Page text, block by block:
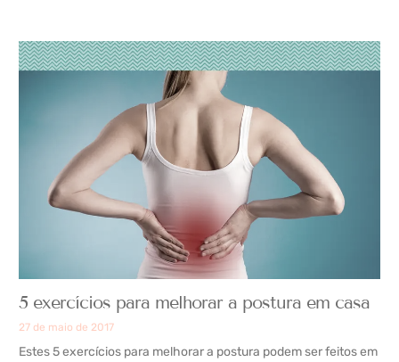
5 exercícios para melhorar a postura em casa
27 de maio de 2017
Estes 5 exercícios para melhorar a postura podem ser feitos em